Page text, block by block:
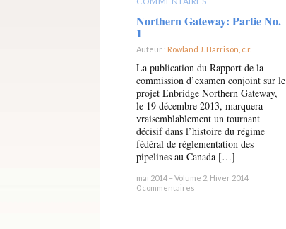
Northern Gateway: Partie No.
1
Auteur : Rowland J. Harrison, c.r.
La publication du Rapport de la
commission d’examen conjoint sur le
projet Enbridge Northern Gateway,
le 19 décembre 2013, marquera
vraisemblablement un tournant
décisif dans l’histoire du régime
fédéral de réglementation des
pipelines au Canada […]
mai 2014 – Volume 2, Hiver 2014
0 commentaires